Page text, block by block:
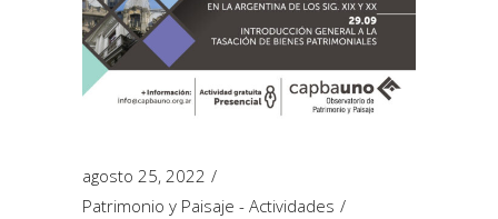
agosto 25, 2022
Patrimonio y Paisaje - Actividades